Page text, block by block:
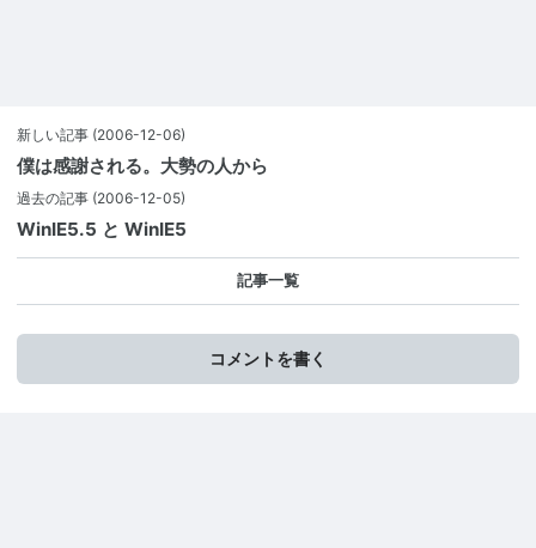
新しい記事 (2006-12-06)
僕は感謝される。大勢の人から
過去の記事 (2006-12-05)
WinIE5.5 と WinIE5
記事一覧
コメントを書く